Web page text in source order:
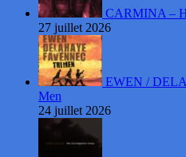
CARMINA –
27 juillet 2026
EWEN /
Men
24 juillet 2026